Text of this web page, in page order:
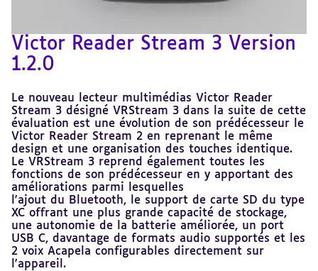
Victor Reader Stream 3 Version
1.2.0
Le nouveau lecteur multimédias Victor Reader
Stream 3 désigné VRStream 3 dans la suite de cette
évaluation est une évolution de son prédécesseur le
Victor Reader Stream 2 en reprenant le même
design et une organisation des touches identique.
Le VRStream 3 reprend également toutes les
fonctions de son prédécesseur en y apportant des
améliorations parmi lesquelles
l'ajout du Bluetooth, le support de carte SD du type
XC offrant une plus grande capacité de stockage,
une autonomie de la batterie améliorée, un port
USB C, davantage de formats audio supportés et les
2 voix Acapela configurables directement sur
l'appareil.